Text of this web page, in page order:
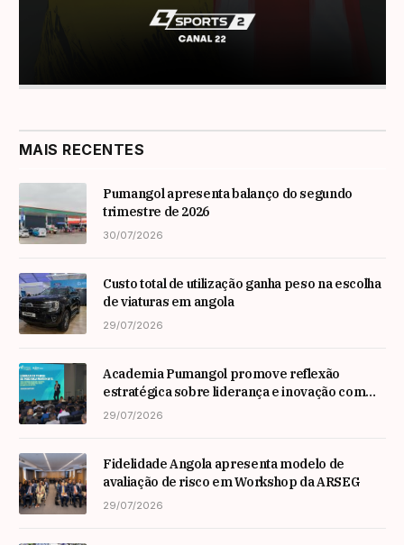
MAIS RECENTES
Pumangol apresenta balanço do segundo
trimestre de 2026
30/07/2026
Custo total de utilização ganha peso na escolha
de viaturas em angola
29/07/2026
Academia Pumangol promove reflexão
estratégica sobre liderança e inovação com
especialista internacional Nadim Habib
29/07/2026
Fidelidade Angola apresenta modelo de
avaliação de risco em Workshop da ARSEG
29/07/2026